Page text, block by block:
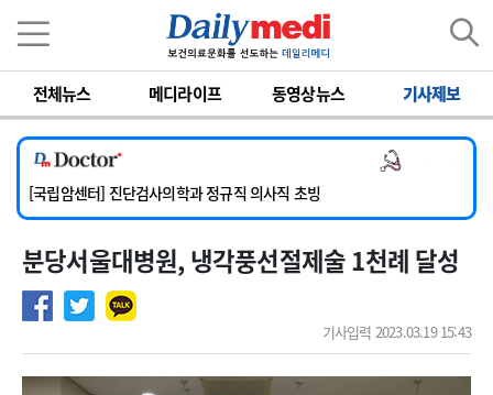
전체뉴스 메디라이프 동영상뉴스 기사제보
[서울아산병원] 2026년 하반기 인턴 모집
[명지병원] 하반기 전공의(인턴) 모집
[국립암센터] 진단검사의학과 정규직 의사직 초빙
[인제대학교해운대백병원] 치과 진료교수 모집 공고
[서울아산병원] 2026년 하반기 인턴 모집
[명지병원] 하반기 전공의(인턴) 모집
분당서울대병원, 냉각풍선절제술 1천례 달성
기사입력 2023.03.19 15:43